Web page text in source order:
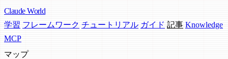
Claude World
学習 フレームワーク チュートリアル ガイド 記事 Knowledge
MCP
マップ